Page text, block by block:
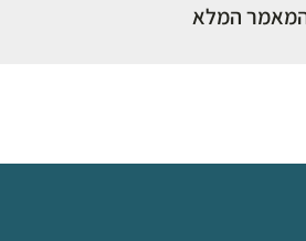
המלא